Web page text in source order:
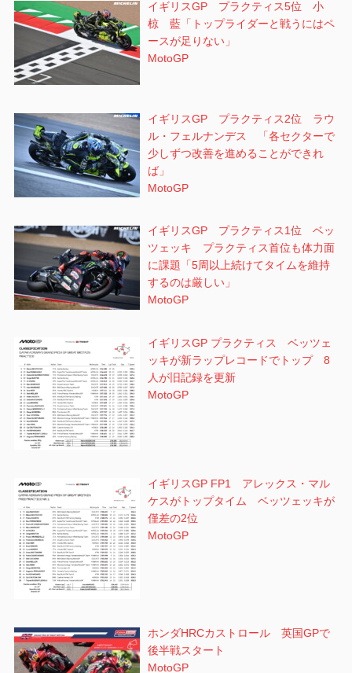
イギリスGP プラクティス5位 小
椋 藍「トップライダーと戦うにはペ
ースが足りない」
MotoGP
イギリスGP プラクティス2位 ラウ
ル・フェルナンデス 「各セクターで
少しずつ改善を進めることができれ
ば」
MotoGP
イギリスGP プラクティス1位 ベッ
ツェッキ プラクティス首位も体力面
に課題「5周以上続けてタイムを維持
するのは厳しい」
MotoGP
イギリスGP プラクティス ベッツェ
ッキが新ラップレコードでトップ 8
人が旧記録を更新
MotoGP
イギリスGP FP1 アレックス・マル
ケスがトップタイム ベッツェッキが
僅差の2位
MotoGP
ホンダHRCカストロール 英国GPで
後半戦スタート
MotoGP